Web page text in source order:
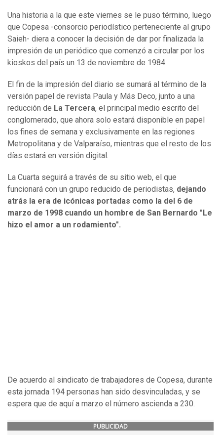
Una historia a la que este viernes se le puso término, luego
que Copesa -consorcio periodístico perteneciente al grupo
Saieh- diera a conocer la decisión de dar por finalizada la
impresión de un periódico que comenzó a circular por los
kioskos del país un 13 de noviembre de 1984.
El fin de la impresión del diario se sumará al término de la
versión papel de revista Paula y Más Deco, junto a una
reducción de La Tercera, el principal medio escrito del
conglomerado, que ahora solo estará disponible en papel
los fines de semana y exclusivamente en las regiones
Metropolitana y de Valparaíso, mientras que el resto de los
días estará en versión digital.
La Cuarta seguirá a través de su sitio web, el que
funcionará con un grupo reducido de periodistas, dejando
atrás la era de icónicas portadas como la del 6 de
marzo de 1998 cuando un hombre de San Bernardo "Le
hizo el amor a un rodamiento".
De acuerdo al sindicato de trabajadores de Copesa, durante
esta jornada 194 personas han sido desvinculadas, y se
espera que de aquí a marzo el número ascienda a 230.
PUBLICIDAD